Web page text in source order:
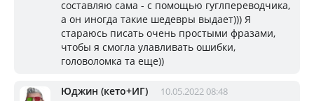
составляю сама - с помощью гуглпереводчика,
а он иногда такие шедевры выдает))) Я
стараюсь писать очень простыми фразами,
чтобы я смогла улавливать ошибки,
головоломка та еще))
Юджин (кето+ИГ) 10.05.2022 08:48